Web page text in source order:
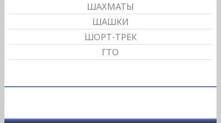
ШАХМАТЫ
ШАШКИ
ШОРТ-ТРЕК
ГТО